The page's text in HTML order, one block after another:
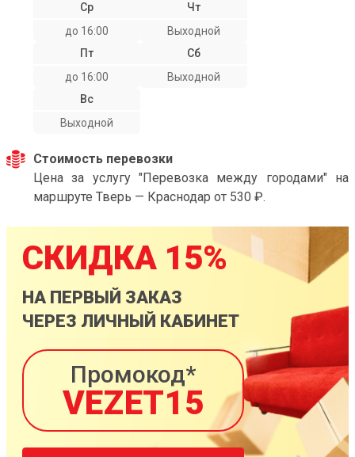
Ср
до 16:00
Чт
Выходной
Пт
до 16:00
Сб
Выходной
Вс
Выходной
Стоимость перевозки
Цена за услугу "Перевозка между городами" на
маршруте Тверь — Краснодар от 530 ₽.
СКИДКА 15%
НА ПЕРВЫЙ ЗАКАЗ
ЧЕРЕЗ ЛИЧНЫЙ КАБИНЕТ
Промокод*
VEZET15